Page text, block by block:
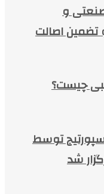
و
تضمین اصالت
چیست؟
توسط
شد